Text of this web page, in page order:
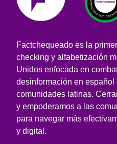
Factchequeado es la
checking y alfabetización
Unidos enfocada en
desinformación en español
comunidades latinas.
y empoderamos a las
para navegar más
y digital.